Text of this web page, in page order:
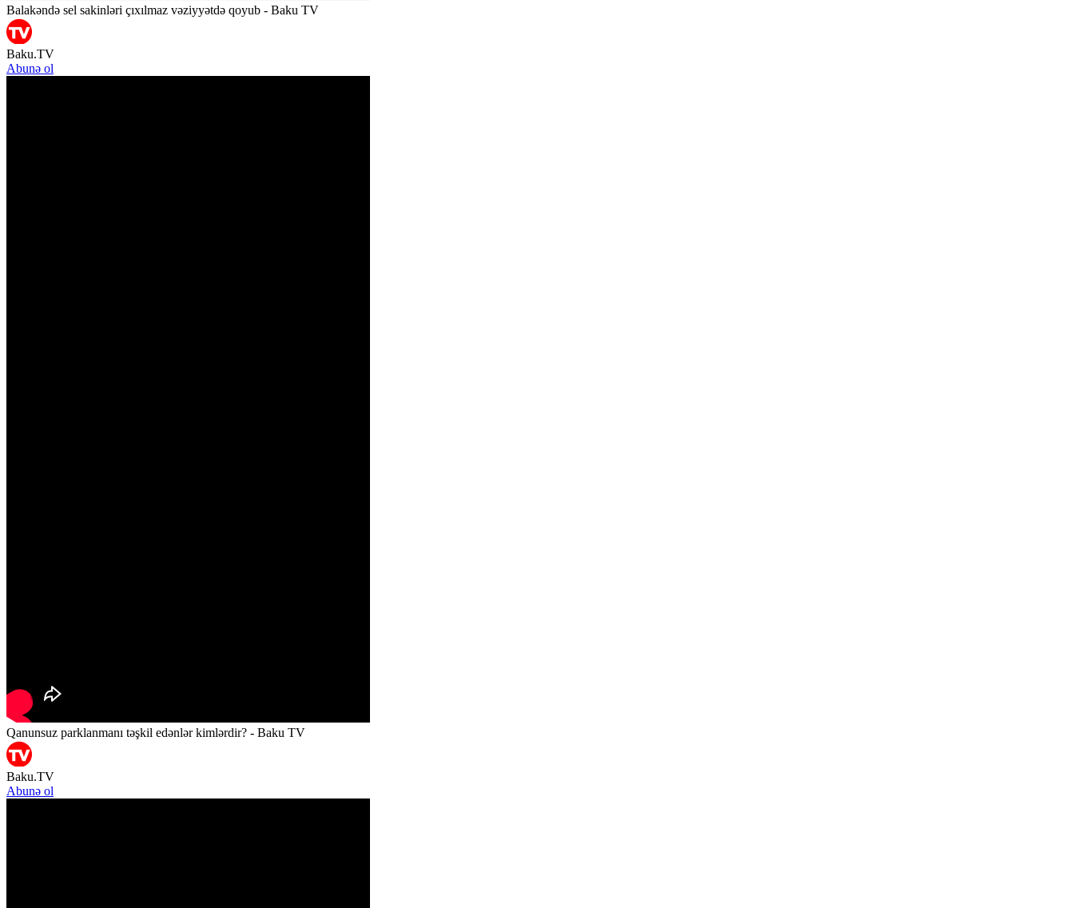
Balakəndə sel sakinləri çıxılmaz vəziyyətdə qoyub - Baku TV
Baku.TV
Abunə ol
Qanunsuz parklanmanı təşkil edənlər kimlərdir? - Baku TV
Baku.TV
Abunə ol